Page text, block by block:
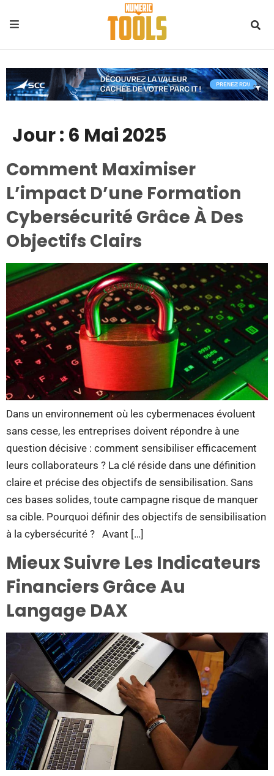
Jour : 6 Mai 2025
Comment Maximiser
L’impact D’une Formation
Cybersécurité Grâce À Des
Objectifs Clairs
Dans un environnement où les cybermenaces évoluent
sans cesse, les entreprises doivent répondre à une
question décisive : comment sensibiliser efficacement
leurs collaborateurs ? La clé réside dans une définition
claire et précise des objectifs de sensibilisation. Sans
ces bases solides, toute campagne risque de manquer
sa cible. Pourquoi définir des objectifs de sensibilisation
à la cybersécurité ? Avant […]
Mieux Suivre Les Indicateurs
Financiers Grâce Au
Langage DAX